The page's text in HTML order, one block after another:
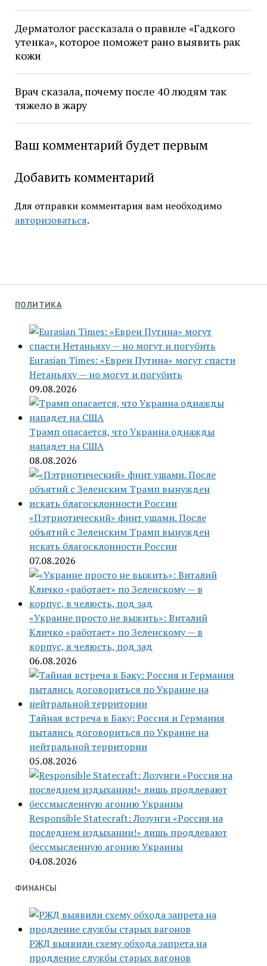
ПОЛИТИКА
Eurasian Times: «Евреи Путина» могут спасти
Нетаньяху — но могут и погубить
09.08.2026
Трамп опасается, что Украина однажды
нападет на США
08.08.2026
«Пэтриотический» финт ушами. После
объятий с Зеленским Трамп вынужден
искать благосклонности России
07.08.2026
«Украине просто не выжить»: Виталий
Кличко «работает» по Зеленскому — в
корпус, в челюсть, под зад
06.08.2026
Тайная встреча в Баку: Россия и Германия
пытались договориться по Украине на
нейтральной территории
05.08.2026
Responsible Statecraft: Лозунги «Россия на
последнем издыхании!» лишь продлевают
бессмысленную агонию Украины
04.08.2026
ФИНАНСЫ
РЖД выявили схему обхода запрета на
продление службы старых вагонов
Дерматолог рассказала о правиле «Гадкого
утенка», которое поможет рано выявить рак
кожи
Врач сказала, почему после 40 людям так
тяжело в жару
Ваш комментарий будет первым
Добавить комментарий
Для отправки комментария вам необходимо
авторизоваться.